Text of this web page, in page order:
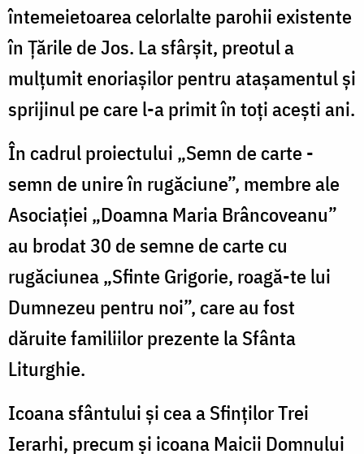
întemeietoarea celorlalte parohii existente
în Țările de Jos. La sfârșit, preotul a
mulţumit enoriaşilor pentru ataşamentul şi
sprijinul pe care l-a primit în toți acești ani.
În cadrul proiectului „Semn de carte -
semn de unire în rugăciune”, membre ale
Asociaţiei „Doamna Maria Brâncoveanu”
au brodat 30 de semne de carte cu
rugăciunea „Sfinte Grigorie, roagă-te lui
Dumnezeu pentru noi”, care au fost
dăruite familiilor prezente la Sfânta
Liturghie.
Icoana sfântului și cea a Sfinților Trei
Ierarhi, precum şi icoana Maicii Domnului